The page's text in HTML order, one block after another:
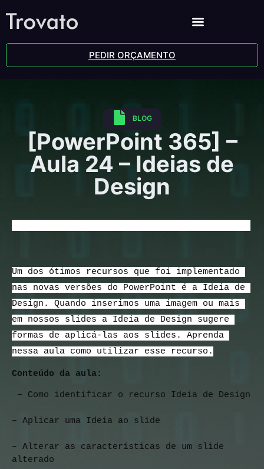
PEDIR ORÇAMENTO
BLOG
[PowerPoint 365] –
Aula 24 – Ideias de
Design
Um dos ótimos recursos que foi implementado
nas novas versões do PowerPoint é a Ideia de
Design. Quando inserimos uma imagem ou mais
em nossos slides a Ideia de Design sugere
formas de aplicá-las aos slides. Aprenda
nessa aula como utilizar esse recurso.
Conteúdo da aula:
– Como identificar o recurso Ideia de Design
– Aplicar uma Ideia ao slide
– Alterar as características de um slide
alterado